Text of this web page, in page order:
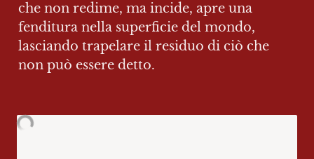
che non redime, ma incide, apre una
fenditura nella superficie del mondo,
lasciando trapelare il residuo di ciò che
non può essere detto.